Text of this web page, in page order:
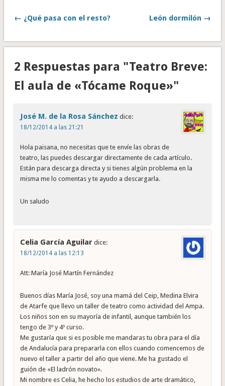
← ¿Qué pasa con el resto? León dormilón →
2 Respuestas para "Teatro Breve:
El aula de «Tócame Roque»"
José M. de la Rosa Sánchez dice:
18/12/2014 a las 21:21
Hola paisana, no necesitas que te envíe las obras de
teatro, las puedes descargar directamente de cada artículo.
Están para descarga directa y si tienes algún problema en la
misma me lo comentas y te ayudo a descargarla.
Un saludo
Celia García Aguilar dice:
18/12/2014 a las 12:13
Att: María José Martín Fernández
Buenos días María José, soy una mamá del Ceip, Medina Elvira
de Atarfe que llevo un taller de teatro como actividad del Ampa.
Los niños son en su mayoría de infantil, aunque también los
tengo de 3º y 4º curso.
Me gustaría que si es posible me mandaras tu obra para el día
de Andalucía para prepararla con ellos cuando comencemos de
nuevo el taller a partir del año que viene. Me ha gustado el
guión de «El ladrón novato».
Mi nombre es Celia, he hecho los estudios de arte dramático,